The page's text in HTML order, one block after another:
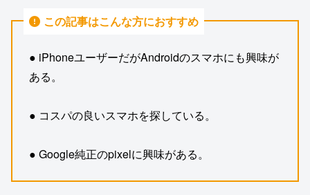
この記事はこんな方におすすめ
● iPhoneユーザーだがAndroidのスマホにも興味が
ある。
● コスパの良いスマホを探している。
● Google純正のpixelに興味がある。